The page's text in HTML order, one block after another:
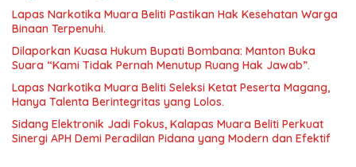
Lapas Narkotika Muara Beliti Pastikan Hak Kesehatan Warga
Binaan Terpenuhi.
Dilaporkan Kuasa Hukum Bupati Bombana: Manton Buka
Suara “Kami Tidak Pernah Menutup Ruang Hak Jawab”.
Lapas Narkotika Muara Beliti Seleksi Ketat Peserta Magang,
Hanya Talenta Berintegritas yang Lolos.
Sidang Elektronik Jadi Fokus, Kalapas Muara Beliti Perkuat
Sinergi APH Demi Peradilan Pidana yang Modern dan Efektif